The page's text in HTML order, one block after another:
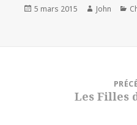
Publié
5 mars 2015 Auteur
John
Les Filles